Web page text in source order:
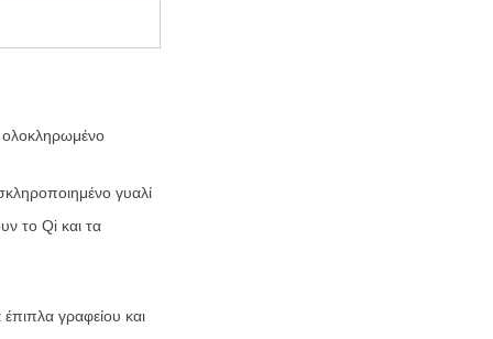
ολοκληρωμένο
γυαλί
το Qi και τα
γραφείου και